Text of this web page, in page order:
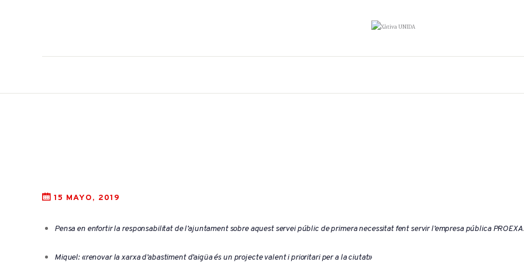
15 MAYO, 2019
Pensa en enfortir la responsabilitat de l’ajuntament sobre aquest servei públic de primera necessitat fent servir l’empresa pública PROEXA.
Miquel: «renovar la xarxa d’abastiment d’aigüa és un projecte valent i prioritari per a la ciutat»